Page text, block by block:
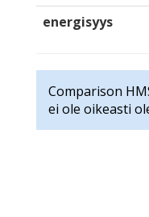
energisyys
Comparison
ei ole oikeasti